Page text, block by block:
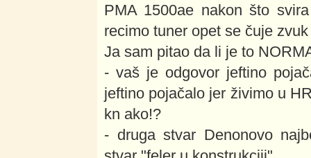
PMA 1500ae nakon što
recimo tuner opet se čuje
Ja sam pitao da li je to
- vaš je odgovor jeftino
jeftino pojačalo jer živimo u
kn ako!?
- druga stvar Denonovo